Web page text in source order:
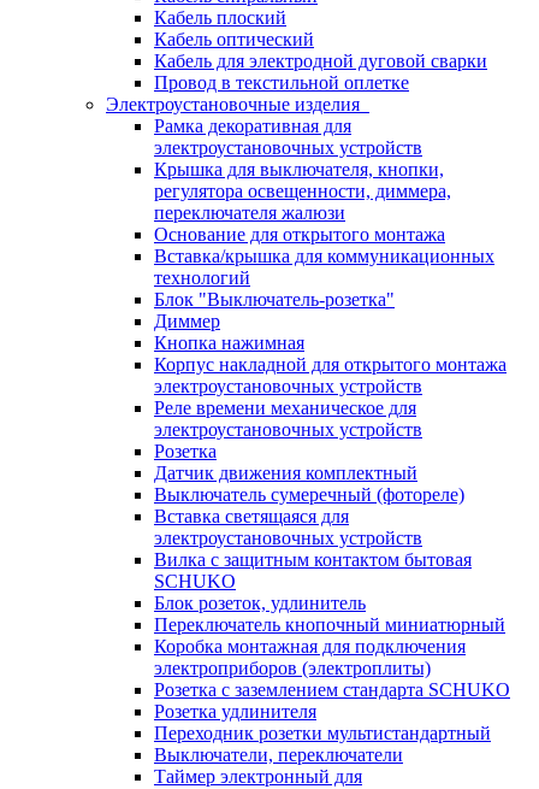
Кабель плоский
Кабель оптический
Кабель для электродной дуговой сварки
Провод в текстильной оплетке
Электроустановочные изделия
Рамка декоративная для
электроустановочных устройств
Крышка для выключателя, кнопки,
регулятора освещенности, диммера,
переключателя жалюзи
Основание для открытого монтажа
Вставка/крышка для коммуникационных
технологий
Блок "Выключатель-розетка"
Диммер
Кнопка нажимная
Корпус накладной для открытого монтажа
электроустановочных устройств
Реле времени механическое для
электроустановочных устройств
Розетка
Датчик движения комплектный
Выключатель сумеречный (фотореле)
Вставка светящаяся для
электроустановочных устройств
Вилка с защитным контактом бытовая
SCHUKO
Блок розеток, удлинитель
Переключатель кнопочный миниатюрный
Коробка монтажная для подключения
электроприборов (электроплиты)
Розетка с заземлением стандарта SCHUKO
Розетка удлинителя
Переходник розетки мультистандартный
Выключатели, переключатели
Таймер электронный для